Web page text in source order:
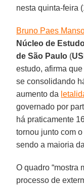
nesta quinta-feira
Bruno Paes
Núcleo de
de São Paulo (
estudo, afirma que
se consolidando
aumento da
governado por
há praticamente
tornou junto com o
sendo a maioria
O quadro “mostra
processo de